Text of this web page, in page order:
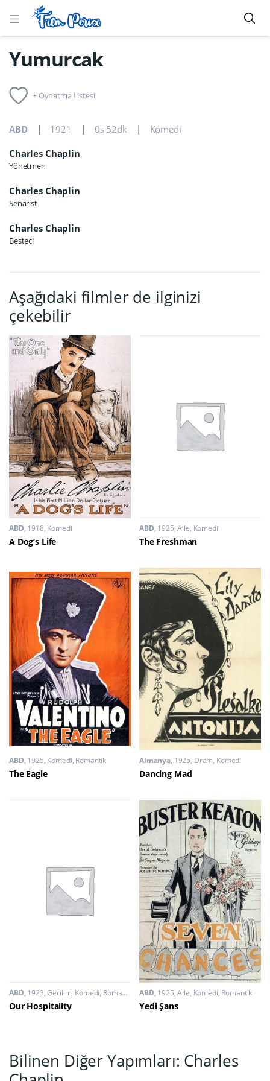
Yumurcak
+ Oynatma Listesi
ABD 1921 0s 52dk
Komedi
Charles Chaplin
Yönetmen
Charles Chaplin
Senarist
Charles Chaplin
Besteci
Aşağıdaki filmler de ilginizi
çekebilir
ABD 1918 Komedi
A Dog’s Life
ABD 1925 Aile, Komedi
The Freshman
ABD 1925 Komedi, Romantik
The Eagle
Almanya 1925 Dram, Komedi
Dancing Mad
ABD 1923 Gerilim, Komedi, Romantik
Our Hospitality
ABD 1925 Aile, Komedi, Romantik
Yedi Şans
Bilinen Diğer Yapımları: Charles